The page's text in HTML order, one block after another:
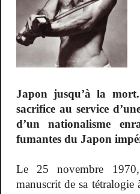
Japon jusqu’à la
sacrifice au service
d’un nationalisme
fumantes du Japon
Le 25 novembre
manuscrit de sa tétralogie